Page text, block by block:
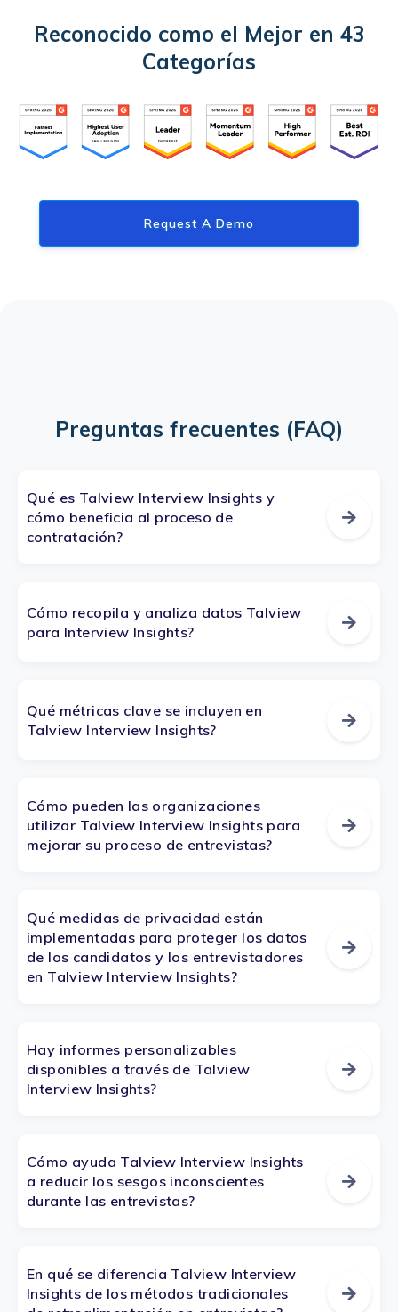
Reconocido como el Mejor en 43
Categorías
Request A Demo
Preguntas frecuentes (FAQ)
Qué es Talview Interview Insights y
cómo beneficia al proceso de
contratación?
Cómo recopila y analiza datos Talview
para Interview Insights?
Qué métricas clave se incluyen en
Talview Interview Insights?
Cómo pueden las organizaciones
utilizar Talview Interview Insights para
mejorar su proceso de entrevistas?
Qué medidas de privacidad están
implementadas para proteger los datos
de los candidatos y los entrevistadores
en Talview Interview Insights?
Hay informes personalizables
disponibles a través de Talview
Interview Insights?
Cómo ayuda Talview Interview Insights
a reducir los sesgos inconscientes
durante las entrevistas?
En qué se diferencia Talview Interview
Insights de los métodos tradicionales